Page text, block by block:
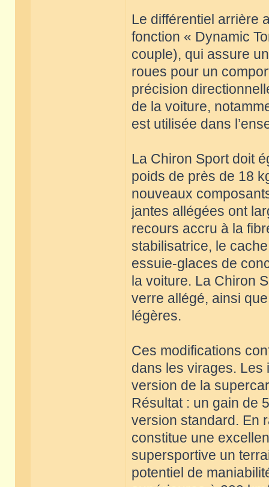
Le différentiel arrière
fonction « Dynamic
couple), qui assure
roues pour un
précision
de la voiture,
est utilisée dans
La Chiron Sport doit
poids de près de 18
nouveaux
jantes allégées ont
recours accru à la
stabilisatrice, le
essuie-glaces de
la voiture. La Chiron
verre allégé, ainsi
légères.
Ces modifications
dans les virages. Les
version de la
Résultat : un gain de
version standard. En
constitue une
supersportive un
potentiel de